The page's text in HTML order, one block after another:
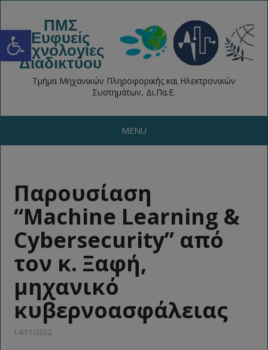
Open toolbar ΠΜΣ
Ευφυείς
Τεχνολογίες
Διαδικτύου
Τμήμα Μηχανικών Πληροφορικής και Ηλεκτρονικών
Συστημάτων, Δι.Πα.Ε.
MENU
Παρουσίαση
“Machine Learning &
Cybersecurity” από
τον κ. Ξαφή,
μηχανικό
κυβερνοασφάλειας
14/11/2022